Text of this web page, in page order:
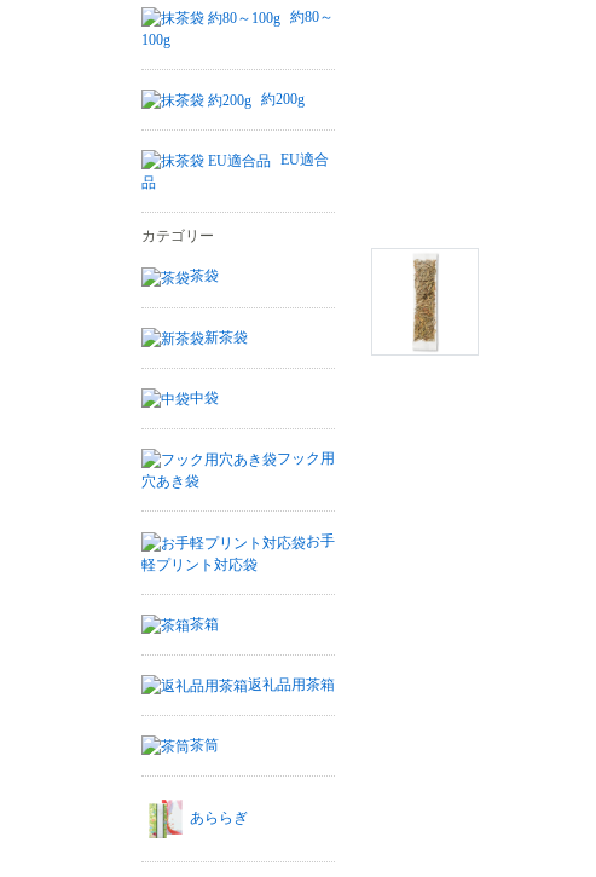
約80～
100g
約200g
EU適合
品
カテゴリー
茶袋
新茶袋
中袋
フック用
穴あき袋
お手
軽プリント対応袋
茶箱
返礼品用茶箱
茶筒
あららぎ